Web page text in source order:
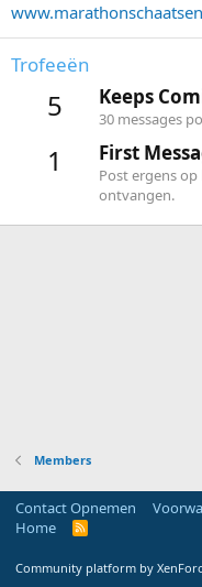
Trofeeën
5 Keeps
30 messages
1 First
Post ergens
ontvangen.
Members
Contact Opnemen
Home
R
Community platform by